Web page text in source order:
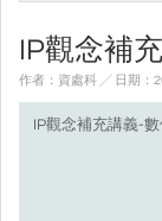
IP觀念補
作者：資處科 ╱ 日期：
IP觀念補充講義-